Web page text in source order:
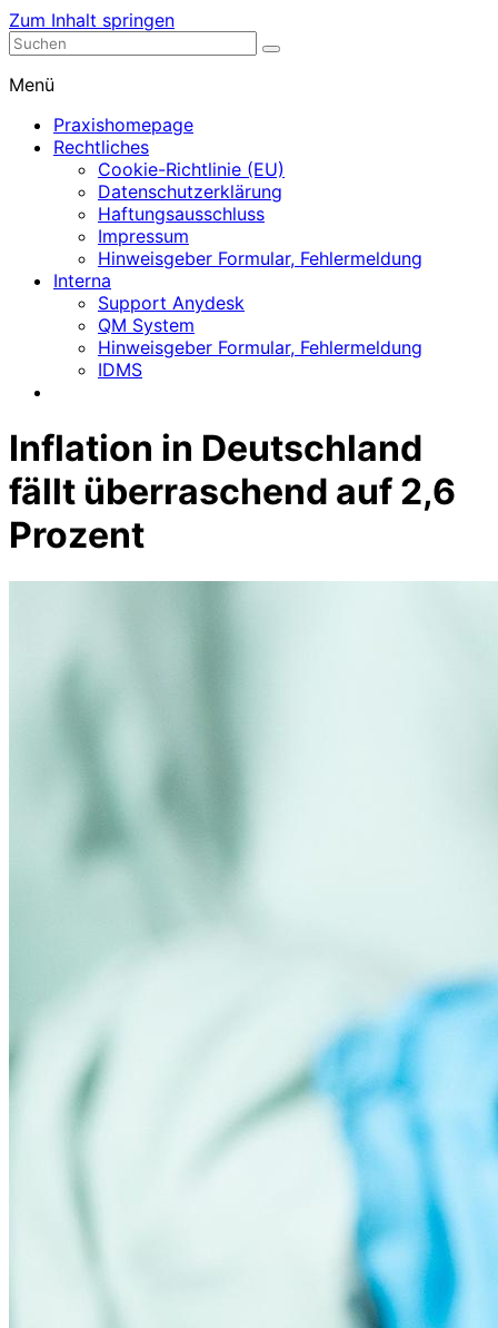
Zum Inhalt springen
Nephrologische Praxis mit Dialyse
Menü
Praxishomepage
Rechtliches
Cookie-Richtlinie (EU)
Datenschutzerklärung
Haftungsausschluss
Impressum
Hinweisgeber Formular, Fehlermeldung
Interna
Support Anydesk
QM System
Hinweisgeber Formular, Fehlermeldung
IDMS
Inflation in Deutschland
fällt überraschend auf 2,6
Prozent